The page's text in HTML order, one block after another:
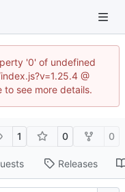
'0' of undefined
@
to see more details.
1 0 0
Releases